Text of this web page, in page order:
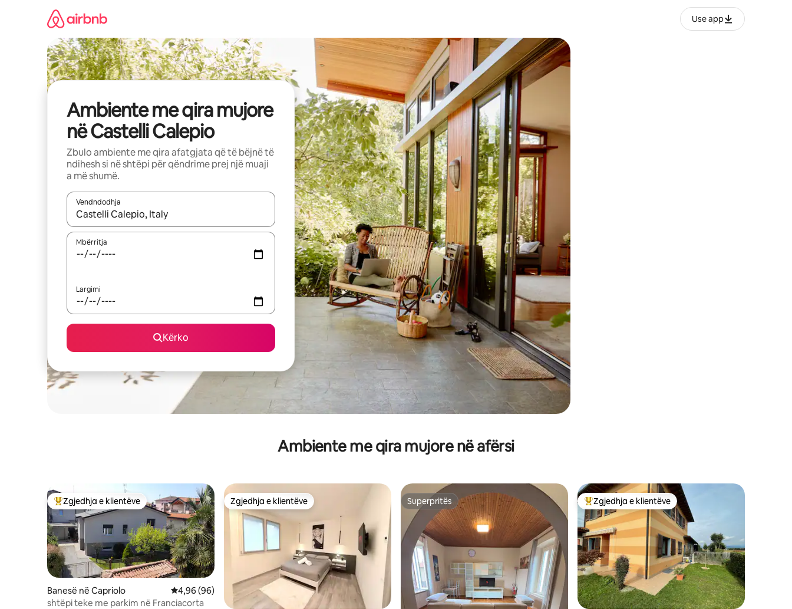
Use app
Ambiente me qira mujore
në Castelli Calepio
Zbulo ambiente me qira afatgjata që të bëjnë të
ndihesh si në shtëpi për qëndrime prej një muaji
a më shumë.
Vendndodhja
Kur rezultatet të jenë të disponueshme, lëviz me butonat e shigjetave lart e poshtë ose eksploro duke prekur ose duke lëvizur ekranin.
Mbërritja
Largimi
Kërko
Ambiente me qira mujore në afërsi
Më të mirat e zgjedhjeve të klientëve
Zgjedhja e klientëve
Banesë në Capriolo Vlerësimi mesatar 4,96 nga 5, 96 vlerësime
4,96 (96)
shtëpi teke me parkim në Franciacorta
Zgjedhja e klientëve
Zgjedhja e klientëve Superpritës
Superpritës Më të mirat e zgjedhjeve të klientëve
Zgjedhja e klientëve